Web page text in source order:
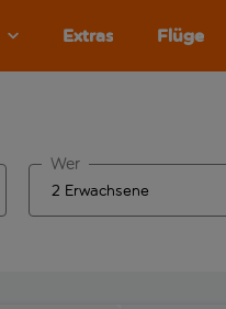
Extras Flüge
Wer